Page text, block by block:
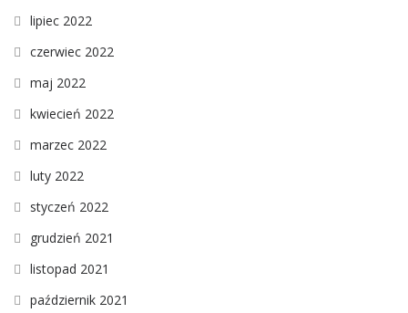
lipiec 2022
czerwiec 2022
maj 2022
kwiecień 2022
marzec 2022
luty 2022
styczeń 2022
grudzień 2021
listopad 2021
październik 2021